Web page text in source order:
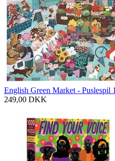
English Green Market - Puslespil
249,00 DKK